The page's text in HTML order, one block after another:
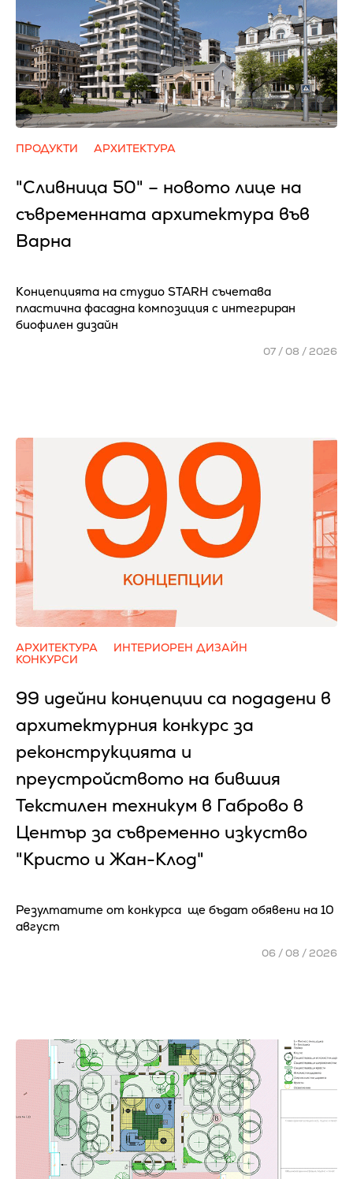
ПРОДУКТИ АРХИТЕКТУРА
"Сливница 50" – новото лице на
съвременната архитектура във
Варна
Концепцията на студио STARH съчетава
пластична фасадна композиция с интегриран
биофилен дизайн
07 / 08 / 2026
АРХИТЕКТУРА
ИНТЕРИОРЕН ДИЗАЙН
КОНКУРСИ
99 идейни концепции са подадени в
архитектурния конкурс за
реконструкцията и
преустройството на бившия
Текстилен техникум в Габрово в
Център за съвременно изкуство
"Кристо и Жан-Клод"
Резултатите от конкурса ще бъдат обявени на 10
август
06 / 08 / 2026